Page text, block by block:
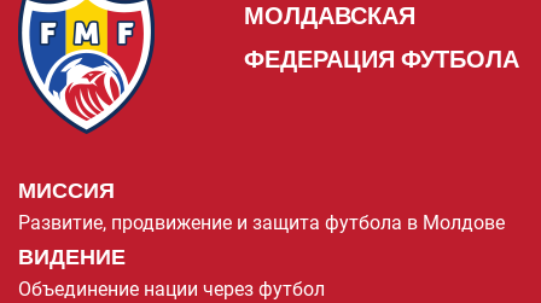
МОЛДАВСКАЯ
ФЕДЕРАЦИЯ ФУТБОЛА
МИССИЯ
Развитие, продвижение и защита футбола в Молдове
ВИДЕНИЕ
Объединение нации через футбол